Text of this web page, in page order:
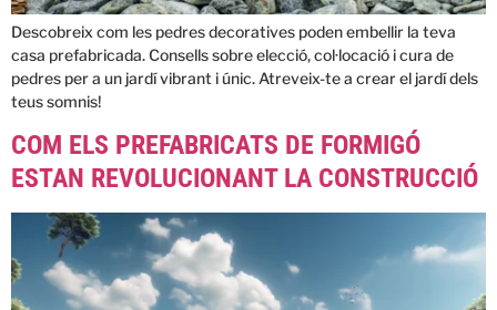
Descobreix com les pedres decoratives poden embellir la teva
casa prefabricada. Consells sobre elecció, col·locació i cura de
pedres per a un jardí vibrant i únic. Atreveix-te a crear el jardí dels
teus somnis!
COM ELS PREFABRICATS DE FORMIGÓ
ESTAN REVOLUCIONANT LA CONSTRUCCIÓ